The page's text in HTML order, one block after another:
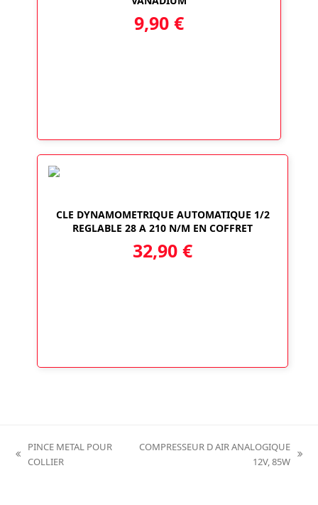
9,90 €
CLE DYNAMOMETRIQUE AUTOMATIQUE 1/2
REGLABLE 28 A 210 N/M EN COFFRET
32,90 €
previous
PINCE METAL POUR
COLLIER
COMPRESSEUR D AIR ANALOGIQUE
12V, 85W